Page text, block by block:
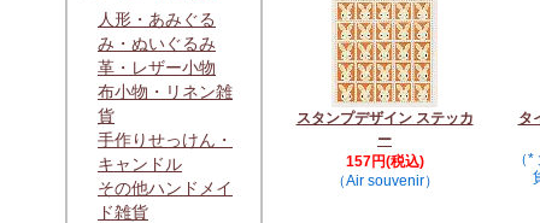
人形・あみぐる
み・ぬいぐるみ
革・レザー小物
布小物・リネン雑
貨
手作りせっけん・
キャンドル
その他ハンドメイ
ド雑貨
スタンプデザイン ステッカ
ー
157円(税込)
（Air souvenir）
タ
（